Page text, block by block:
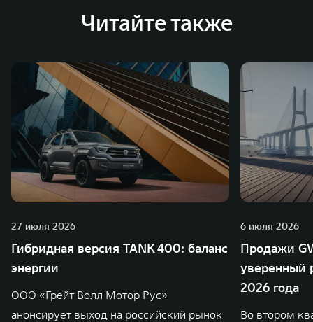
Читайте также
27 июля 2026
Гибридная версия TANK 400: баланс
энергии
ООО «Грейт Волл Мотор Рус»
анонсирует выход на российский рынок
6 июля 2026
Продажи
уверенный
2026 года
Во втором